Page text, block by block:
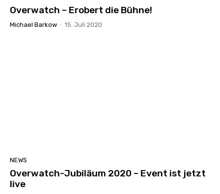
Overwatch – Erobert die Bühne!
Michael Barkow - 15. Juli 2020
NEWS
Overwatch-Jubiläum 2020 – Event ist jetzt
live